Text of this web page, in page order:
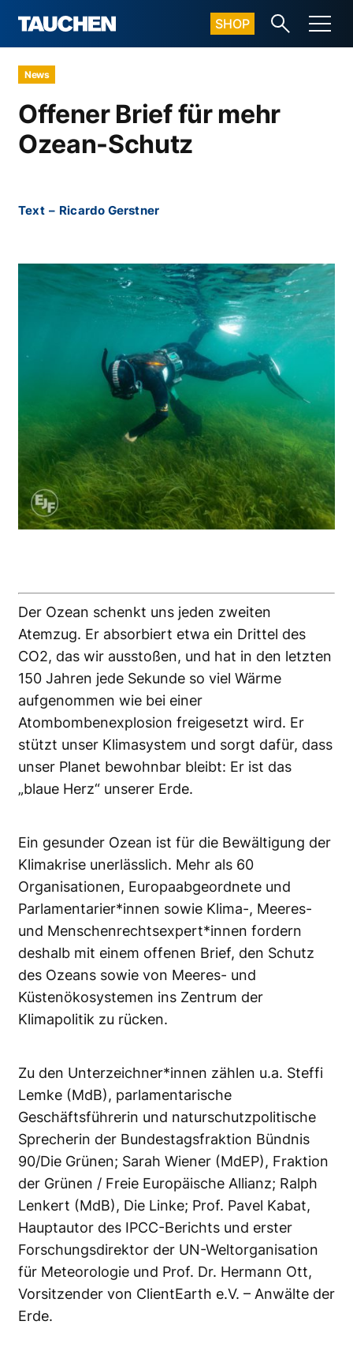
SHOP
News
Offener Brief für mehr
Ozean-Schutz
Text – Ricardo Gerstner
Der Ozean schenkt uns jeden zweiten
Atemzug. Er absorbiert etwa ein Drittel des
CO2, das wir ausstoßen, und hat in den letzten
150 Jahren jede Sekunde so viel Wärme
aufgenommen wie bei einer
Atombombenexplosion freigesetzt wird. Er
stützt unser Klimasystem und sorgt dafür, dass
unser Planet bewohnbar bleibt: Er ist das
„blaue Herz“ unserer Erde.
Ein gesunder Ozean ist für die Bewältigung der
Klimakrise unerlässlich. Mehr als 60
Organisationen, Europaabgeordnete und
Parlamentarier*innen sowie Klima-, Meeres-
und Menschenrechtsexpert*innen fordern
deshalb mit einem offenen Brief, den Schutz
des Ozeans sowie von Meeres- und
Küstenökosystemen ins Zentrum der
Klimapolitik zu rücken.
Zu den Unterzeichner*innen zählen u.a. Steffi
Lemke (MdB), parlamentarische
Geschäftsführerin und naturschutzpolitische
Sprecherin der Bundestagsfraktion Bündnis
90/Die Grünen; Sarah Wiener (MdEP), Fraktion
der Grünen / Freie Europäische Allianz; Ralph
Lenkert (MdB), Die Linke; Prof. Pavel Kabat,
Hauptautor des IPCC-Berichts und erster
Forschungsdirektor der UN-Weltorganisation
für Meteorologie und Prof. Dr. Hermann Ott,
Vorsitzender von ClientEarth e.V. – Anwälte der
Erde.